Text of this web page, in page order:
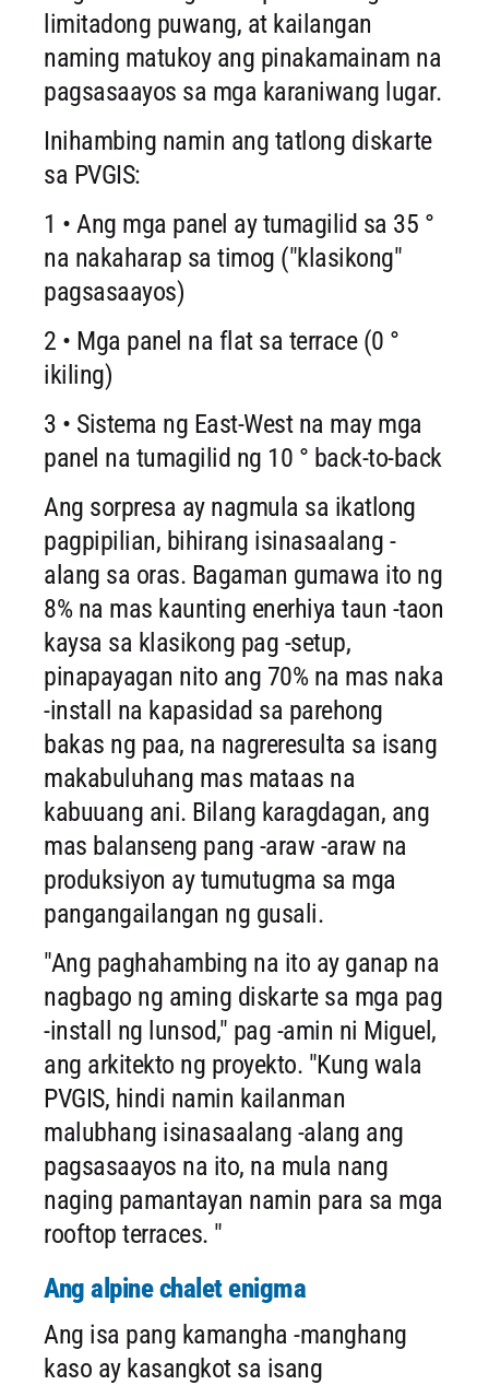
limitadong puwang, at kailangan
naming matukoy ang pinakamainam na
pagsasaayos sa mga karaniwang lugar.
Inihambing namin ang tatlong diskarte
sa PVGIS:
1 • Ang mga panel ay tumagilid sa 35 °
na nakaharap sa timog ("klasikong"
pagsasaayos)
2 • Mga panel na flat sa terrace (0 °
ikiling)
3 • Sistema ng East-West na may mga
panel na tumagilid ng 10 ° back-to-back
Ang sorpresa ay nagmula sa ikatlong
pagpipilian, bihirang isinasaalang -
alang sa oras. Bagaman gumawa ito ng
8% na mas kaunting enerhiya taun -taon
kaysa sa klasikong pag -setup,
pinapayagan nito ang 70% na mas naka
-install na kapasidad sa parehong
bakas ng paa, na nagreresulta sa isang
makabuluhang mas mataas na
kabuuang ani. Bilang karagdagan, ang
mas balanseng pang -araw -araw na
produksiyon ay tumutugma sa mga
pangangailangan ng gusali.
"Ang paghahambing na ito ay ganap na
nagbago ng aming diskarte sa mga pag
-install ng lunsod," pag -amin ni Miguel,
ang arkitekto ng proyekto. "Kung wala
PVGIS, hindi namin kailanman
malubhang isinasaalang -alang ang
pagsasaayos na ito, na mula nang
naging pamantayan namin para sa mga
rooftop terraces. "
Ang alpine chalet enigma
Ang isa pang kamangha -manghang
kaso ay kasangkot sa isang